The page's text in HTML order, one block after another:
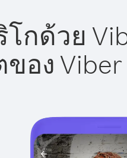
กด้วย
อง